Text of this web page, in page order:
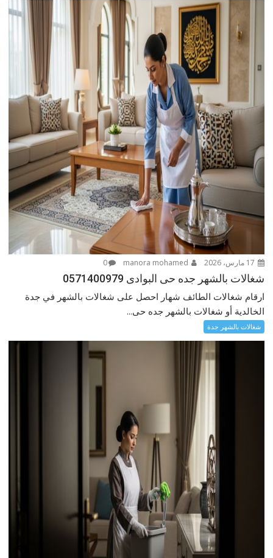
0
شغالات بالشهر جده حى البوادى 0571400979
ارقام شغالات الطائف شهار احصل على شغالات بالشهر في جدة
الخالدية أو شغالات بالشهر جده حى...
شغالات بالشهر جدة